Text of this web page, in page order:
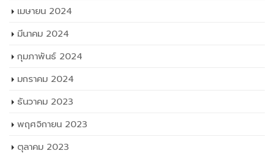
เมษายน 2024
มีนาคม 2024
กุมภาพันธ์ 2024
มกราคม 2024
ธันวาคม 2023
พฤศจิกายน 2023
ตุลาคม 2023